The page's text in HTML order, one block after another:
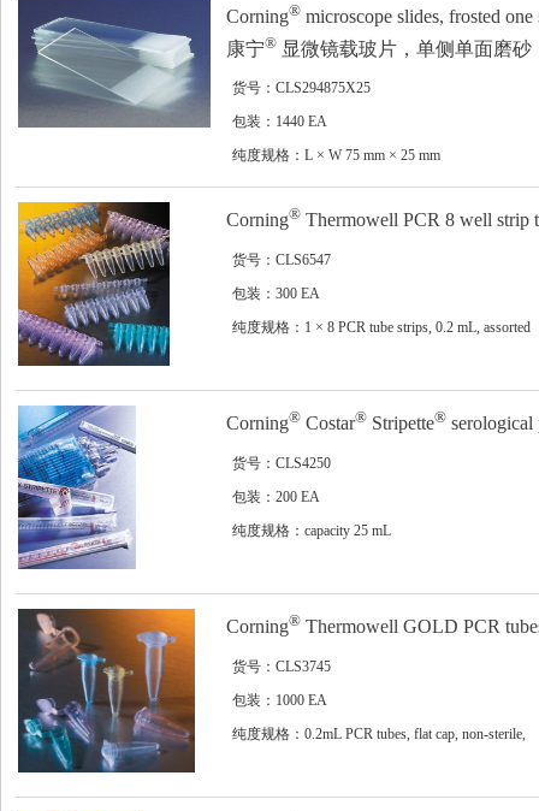
Corning® microscope slides, frosted one
康宁® 显微镜载玻片，单侧单面磨砂
货号：CLS294875X25
包装：1440 EA
纯度规格：L × W 75 mm × 25 mm
Corning® Thermowell PCR 8 well strip
货号：CLS6547
包装：300 EA
纯度规格：1 × 8 PCR tube strips, 0.2 mL, assorted
Corning® Costar® Stripette® serological
货号：CLS4250
包装：200 EA
纯度规格：capacity 25 mL
Corning® Thermowell GOLD PCR
货号：CLS3745
包装：1000 EA
纯度规格：0.2mL PCR tubes, flat cap, non-sterile,